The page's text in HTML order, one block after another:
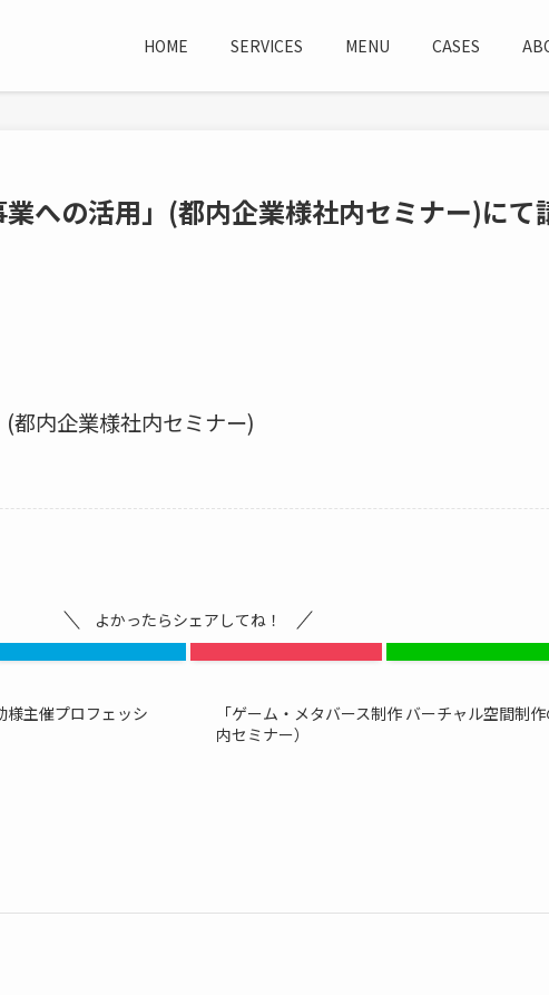
HOME SERVICES MENU CASES
業への活用」(都内企業様社内セミナー)にて
(都内企業様社内セミナー)
よかったらシェアしてね！
様主催プロフェッシ
「ゲーム・メタバース制作 バーチャル空間制
内セミナー）